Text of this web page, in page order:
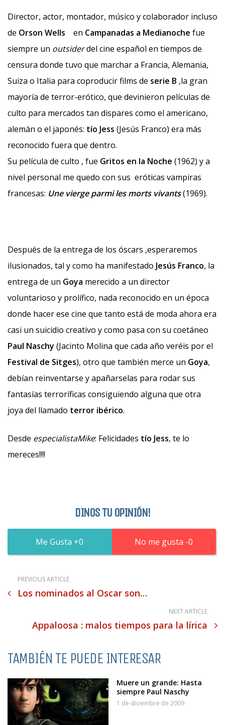
Director, actor, montador, músico y colaborador incluso
de Orson Wells en Campanadas a Medianoche fue
siempre un outsiderdel cine español en tiempos de
censura donde tuvo que marchar a Francia, Alemania,
Suiza o Italia para coproducir films de serie B ,la gran
mayoría de terror-erótico, que devinieron películas de
culto para mercados tan dispares como el americano,
alemán o el japonés: tío Jess (Jesús Franco) era más
reconocido fuera que dentro.
Su película de culto , fue Gritos en la Noche (1962) y a
nivel personal me quedo con sus eróticas vampiras
francesas: Une vierge parmi les morts vivants(1969).
Después de la entrega de los óscars ,esperaremos
ilusionados, tal y como ha manifestado Jesús Franco, la
entrega de un Goya merecido a un director
voluntarioso y prolífico, nada reconocido en un época
donde hacer ese cine que tanto está de moda ahora era
casi un suicidio creativo y como pasa con su coetáneo
Paul Naschy (Jacinto Molina que cada año veréis por el
Festival de Sitges), otro que también merce un Goya,
debían reinventarse y apañarselas para rodar sus
fantasías terroríficas consiguiendo alguna que otra
joya del llamado terror ibérico.
Desde especialistaMike: Felicidades tío Jess, te lo
mereces!!!!
DINOS TU OPINIÓN!
0 0
PREVIOUS ARTICLE
Los nominados al Oscar son…
NEXT ARTICLE
Appaloosa : malos tiempos para la lírica
TAMBIÉN TE PUEDE INTERESAR
Muere un grande: Hasta
siempre Paul Naschy
1 de diciembre de 2009